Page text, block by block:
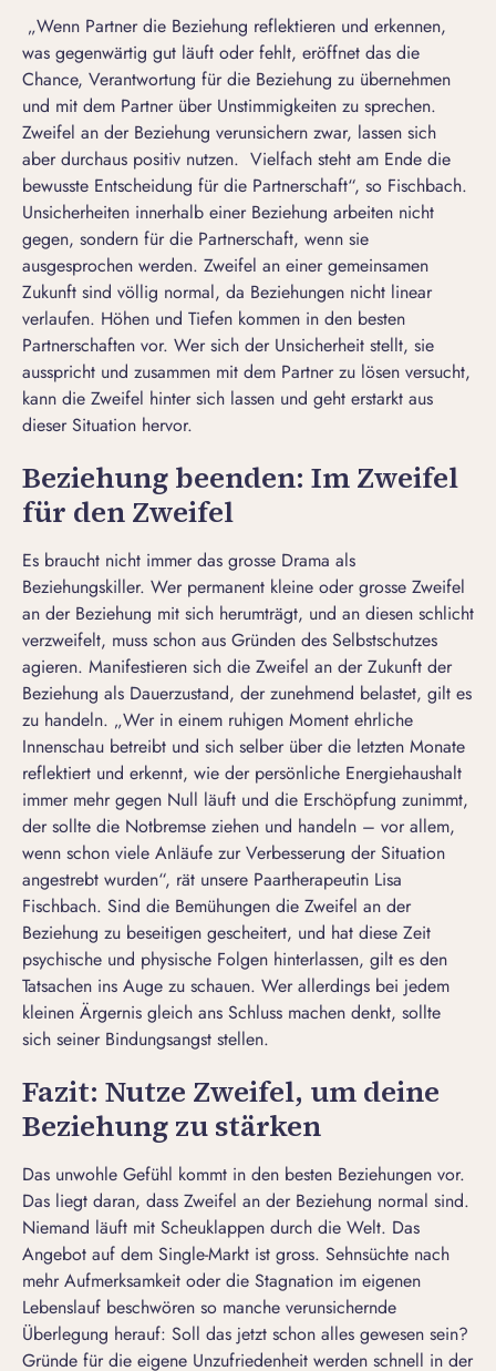
„Wenn Partner die Beziehung reflektieren und erkennen,
was gegenwärtig gut läuft oder fehlt, eröffnet das die
Chance, Verantwortung für die Beziehung zu übernehmen
und mit dem Partner über Unstimmigkeiten zu sprechen.
Zweifel an der Beziehung verunsichern zwar, lassen sich
aber durchaus positiv nutzen. Vielfach steht am Ende die
bewusste Entscheidung für die Partnerschaft“, so Fischbach.
Unsicherheiten innerhalb einer Beziehung arbeiten nicht
gegen, sondern für die Partnerschaft, wenn sie
ausgesprochen werden. Zweifel an einer gemeinsamen
Zukunft sind völlig normal, da Beziehungen nicht linear
verlaufen. Höhen und Tiefen kommen in den besten
Partnerschaften vor. Wer sich der Unsicherheit stellt, sie
ausspricht und zusammen mit dem Partner zu lösen versucht,
kann die Zweifel hinter sich lassen und geht erstarkt aus
dieser Situation hervor.
Beziehung beenden: Im Zweifel
für den Zweifel
Es braucht nicht immer das grosse Drama als
Beziehungskiller. Wer permanent kleine oder grosse Zweifel
an der Beziehung mit sich herumträgt, und an diesen schlicht
verzweifelt, muss schon aus Gründen des Selbstschutzes
agieren. Manifestieren sich die Zweifel an der Zukunft der
Beziehung als Dauerzustand, der zunehmend belastet, gilt es
zu handeln. „Wer in einem ruhigen Moment ehrliche
Innenschau betreibt und sich selber über die letzten Monate
reflektiert und erkennt, wie der persönliche Energiehaushalt
immer mehr gegen Null läuft und die Erschöpfung zunimmt,
der sollte die Notbremse ziehen und handeln – vor allem,
wenn schon viele Anläufe zur Verbesserung der Situation
angestrebt wurden“, rät unsere Paartherapeutin Lisa
Fischbach. Sind die Bemühungen die Zweifel an der
Beziehung zu beseitigen gescheitert, und hat diese Zeit
psychische und physische Folgen hinterlassen, gilt es den
Tatsachen ins Auge zu schauen. Wer allerdings bei jedem
kleinen Ärgernis gleich ans Schluss machen denkt, sollte
sich seiner Bindungsangst stellen.
Fazit: Nutze Zweifel, um deine
Beziehung zu stärken
Das unwohle Gefühl kommt in den besten Beziehungen vor.
Das liegt daran, dass Zweifel an der Beziehung normal sind.
Niemand läuft mit Scheuklappen durch die Welt. Das
Angebot auf dem Single-Markt ist gross. Sehnsüchte nach
mehr Aufmerksamkeit oder die Stagnation im eigenen
Lebenslauf beschwören so manche verunsichernde
Überlegung herauf: Soll das jetzt schon alles gewesen sein?
Gründe für die eigene Unzufriedenheit werden schnell in der